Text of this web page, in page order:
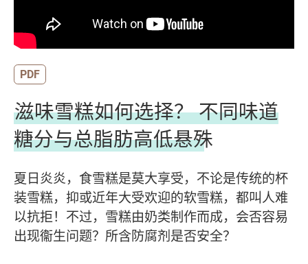
PDF
滋味雪糕如何选择？ 不同味道
糖分与总脂肪高低悬殊
夏日炎炎，食雪糕是莫大享受，不论是传统的杯
装雪糕，抑或近年大受欢迎的软雪糕，都叫人难
以抗拒！不过，雪糕由奶类制作而成，会否容易
出现衞生问题？所含防腐剂是否安全？